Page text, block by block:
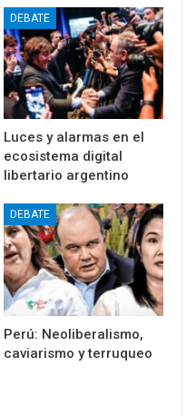
DEBATE
Luces y alarmas en el
ecosistema digital
libertario argentino
DEBATE
Perú: Neoliberalismo,
caviarismo y terruqueo